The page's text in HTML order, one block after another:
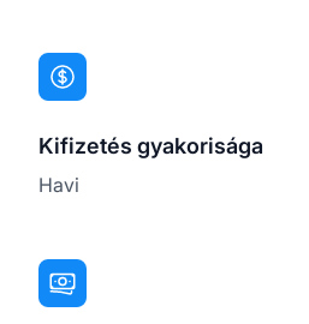
Kifizetés gyakorisága
Havi